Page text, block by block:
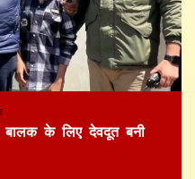
बालक के लिए देवदूत बनी